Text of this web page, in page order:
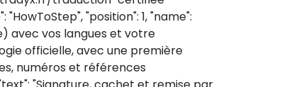
"position": 1, "name":
avec vos langues et votre
officielle, avec une première
numéros et références